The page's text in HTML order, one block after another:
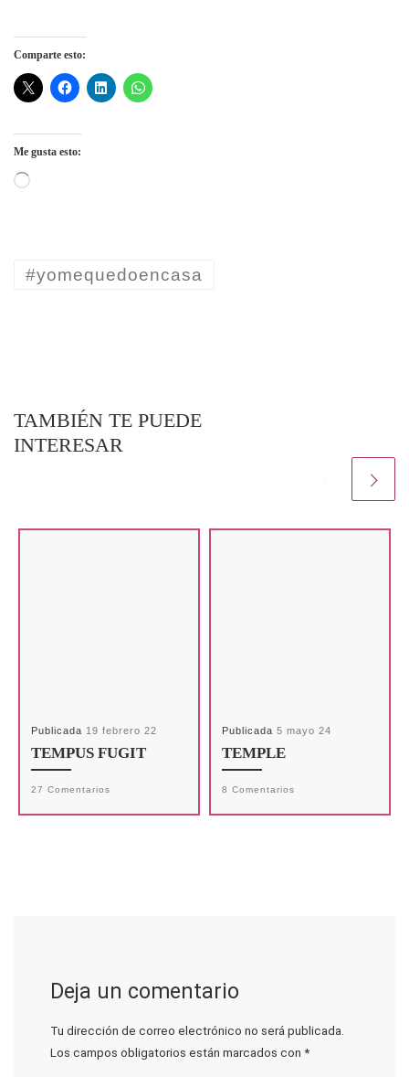
Comparte esto:
Me gusta esto:
Cargando...
#yomequedoencasa
TAMBIÉN TE PUEDE
INTERESAR
Publicada 19 febrero 22
TEMPUS FUGIT
27 Comentarios
Publicada5 mayo 24
TEMPLE
8 Comentarios
Deja un comentario
Tu dirección de correo electrónico no será publicada.
Los campos obligatorios están marcados con *